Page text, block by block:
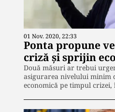
01 Nov. 2020, 22:33
Ponta propune
criză și sprijin
Două măsuri ar trebui
asigurarea nivelului minim
economică pe timpul